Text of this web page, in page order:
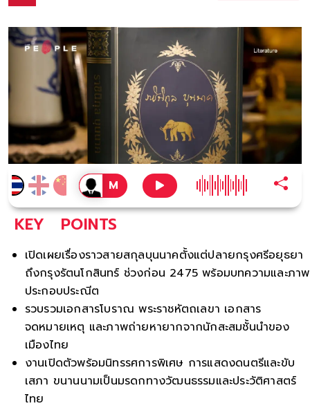
KEY POINTS
เปิดเผยเรื่องราวสายสกุลบุนนาคตั้งแต่ปลายกรุงศรีอยุธยา
ถึงกรุงรัตนโกสินทร์ ช่วงก่อน 2475 พร้อมบทความและภาพ
ประกอบประณีต
รวบรวมเอกสารโบราณ พระราชหัตถเลขา เอกสาร
จดหมายเหตุ และภาพถ่ายหายากจากนักสะสมชั้นนำของ
เมืองไทย
งานเปิดตัวพร้อมนิทรรศการพิเศษ การแสดงดนตรีและขับ
เสภา ขนานนามเป็นมรดกทางวัฒนธรรมและประวัติศาสตร์
ไทย